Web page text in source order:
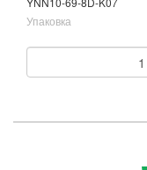
Упаковка